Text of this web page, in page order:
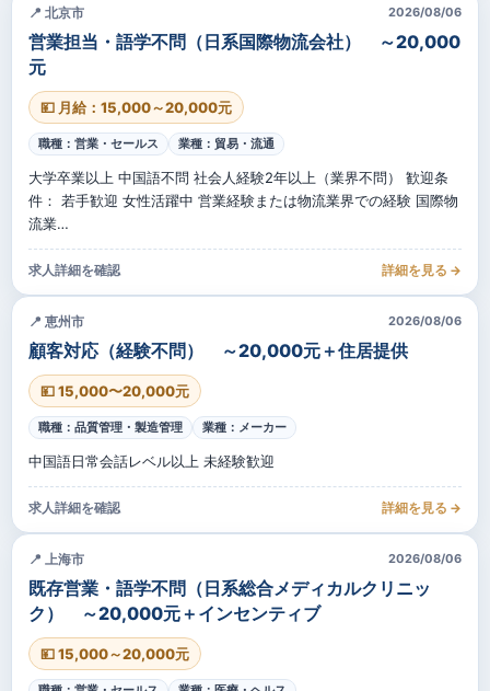
📍 北京市 2026/08/06
営業担当・語学不問（日系国際物流会社） ～20,000
元
💴 月給：15,000～20,000元
職種：営業・セールス 業種：貿易・流通
大学卒業以上 中国語不問 社会人経験2年以上（業界不問） 歓迎条
件： 若手歓迎 女性活躍中 営業経験または物流業界での経験 国際物
流業…
求人詳細を確認 詳細を見る →
📍 恵州市 2026/08/06
顧客対応（経験不問） ～20,000元＋住居提供
💴 15,000〜20,000元
職種：品質管理・製造管理 業種：メーカー
中国語日常会話レベル以上 未経験歓迎
求人詳細を確認 詳細を見る →
📍 上海市 2026/08/06
既存営業・語学不問（日系総合メディカルクリニッ
ク） ～20,000元＋インセンティブ
💴 15,000～20,000元